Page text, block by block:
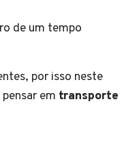
de um tempo
por isso neste
em transporte